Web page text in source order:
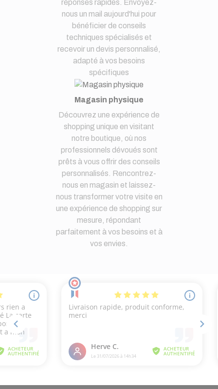
réponses rapides. Envoyez-
nous un mail aujourd'hui pour
bénéficier de conseils
techniques spécialisés et
recevoir un devis personnalisé,
adapté à vos besoins
spécifiques
Magasin physique
Découvrez une expérience de
shopping unique en visitant
notre boutique, où nos
professionnels dévoués sont
prêts à vous offrir des conseils
personnalisés. Rencontrez-
nous en magasin et laissez-
nous transformer votre visite en
une expérience de shopping sur
mesure, répondant
parfaitement à vos besoins et à
vos envies.